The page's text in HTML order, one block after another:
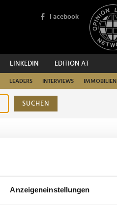
Anzeigeneinstellungen
Facebook
LINKEDIN EDITION AT
LEADERS INTERVIEWS IMMOBILIEN
SUCHEN